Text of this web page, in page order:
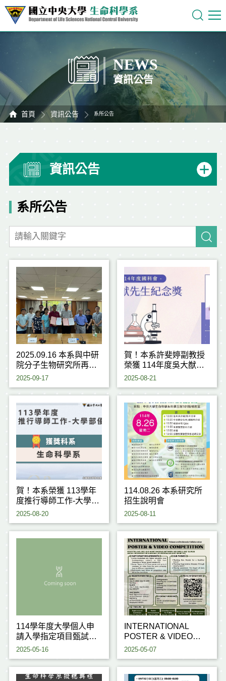
NEWS
資訊公告
首頁 資訊公告 系所公告
資訊公告
系所公告
2025.09.16 本系與中研
院分子生物研究所再次
攜手簽署合作協議
2025-09-17
賀！本系許斐婷副教授
榮獲 114年度吳大猷先
生紀念獎
2025-08-21
賀！本系榮獲 113學年
度推行導師工作-大學部
優良單位
2025-08-20
114.08.26 本系研究所
招生說明會
2025-08-11
114學年度大學個人申
請入學指定項目甄試注
意事項
2025-05-16
INTERNATIONAL
POSTER & VIDEO
COMPETITION 2025
2025-05-07